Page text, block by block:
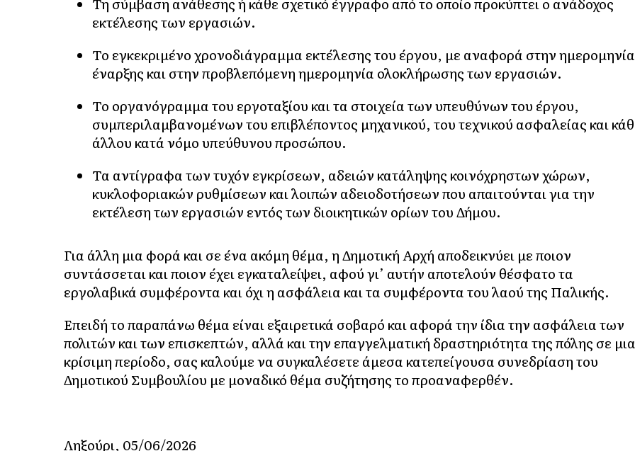
εκτέλεσης των εργασιών.
Το εγκεκριμένο χρονοδιάγραμμα εκτέλεσης του έργου, με αναφορά στην ημερομηνία
έναρξης και στην προβλεπόμενη ημερομηνία ολοκλήρωσης των εργασιών.
Το οργανόγραμμα του εργοταξίου και τα στοιχεία των υπευθύνων του έργου,
συμπεριλαμβανομένων του επιβλέποντος μηχανικού, του τεχνικού ασφαλείας και
άλλου κατά νόμο υπεύθυνου προσώπου.
Τα αντίγραφα των τυχόν εγκρίσεων, αδειών κατάληψης κοινόχρηστων χώρων,
κυκλοφοριακών ρυθμίσεων και λοιπών αδειοδοτήσεων που απαιτούνται για την
εκτέλεση των εργασιών εντός των διοικητικών ορίων του Δήμου.
Για άλλη μια φορά και σε ένα ακόμη θέμα, η Δημοτική Αρχή αποδεικνύει με ποιον
συντάσσεται και ποιον έχει εγκαταλείψει, αφού γι’ αυτήν αποτελούν θέσφατο τα
εργολαβικά συμφέροντα και όχι η ασφάλεια και τα συμφέροντα του λαού της Παλικής.
Επειδή το παραπάνω θέμα είναι εξαιρετικά σοβαρό και αφορά την ίδια την ασφάλεια των
πολιτών και των επισκεπτών, αλλά και την επαγγελματική δραστηριότητα της πόλης σε μια
κρίσιμη περίοδο, σας καλούμε να συγκαλέσετε άμεσα κατεπείγουσα συνεδρίαση του
Δημοτικού Συμβουλίου με μοναδικό θέμα συζήτησης το προαναφερθέν.
Ληξούρι, 05/06/2026